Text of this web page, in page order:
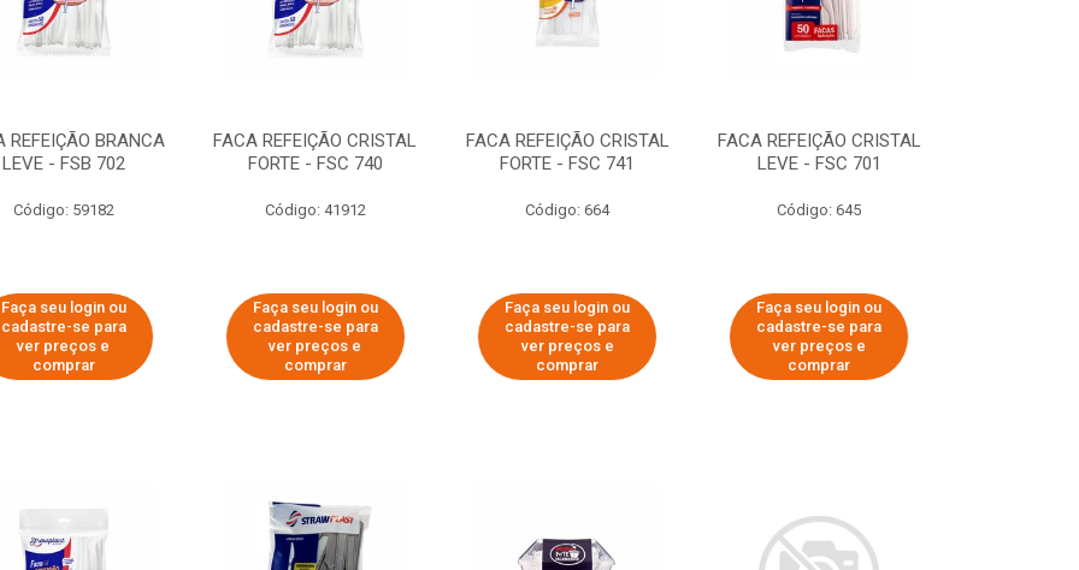
REFEIÇÃO BRANCA
LEVE - FSB 702
Código: 59182
Faça seu login ou
cadastre-se para
ver preços e
comprar
FACA REFEIÇÃO CRISTAL
FORTE - FSC 740
Código: 41912
Faça seu login ou
cadastre-se para
ver preços e
comprar
FACA REFEIÇÃO CRISTAL
FORTE - FSC 741
Código: 664
Faça seu login ou
cadastre-se para
ver preços e
comprar
FACA REFEIÇÃO CRISTAL
LEVE - FSC 701
Código: 645
Faça seu login ou
cadastre-se para
ver preços e
comprar